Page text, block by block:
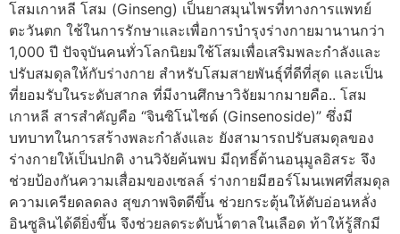
โสมเกาหลี โสม (Ginseng) เป็นยาสมุนไพรที่ทางการแพทย์
ตะวันตก ใช้ในการรักษาและเพื่อการบำรุงร่างกายมานานกว่า
1,000 ปี ปัจจุบันคนทั่วโลกนิยมใช้โสมเพื่อเสริมพละกำลังและ
ปรับสมดุลให้กับร่างกาย สำหรับโสมสายพันธุ์ที่ดีที่สุด และเป็น
ที่ยอมรับในระดับสากล ที่มีงานศึกษาวิจัยมากมายคือ.. โสม
เกาหลี สารสำคัญคือ “จินซิโนไซด์ (Ginsenoside)” ซึ่งมี
บทบาทในการสร้างพละกำลังและ ยังสามารถปรับสมดุลของ
ร่างกายให้เป็นปกติ งานวิจัยค้นพบ มีฤทธิ์ต้านอนุมูลอิสระ จึง
ช่วยป้องกันความเสื่อมของเซลล์ ร่างกายมีฮอร์โมนเพศที่สมดุล
ความเครียดลดลง สุขภาพจิตดีขึ้น ช่วยกระตุ้นให้ตับอ่อนหลั่ง
อินซูลินได้ดียิ่งขึ้น จึงช่วยลดระดับน้้าตาลในเลือด ท้าให้รู้สึกมี